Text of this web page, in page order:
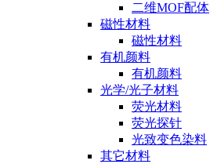
二维MOF配体
磁性材料
磁性材料
有机颜料
有机颜料
光学/光子材料
荧光材料
荧光探针
光致变色染料
其它材料